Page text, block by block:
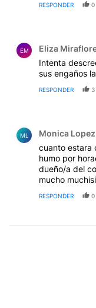
RESPONDER 0
EM Eliza
Intenta
sus engaños
RESPONDER 3
ML Monica Lopez
cuanto estara
humo por
dueño/a del
mucho
RESPONDER 0